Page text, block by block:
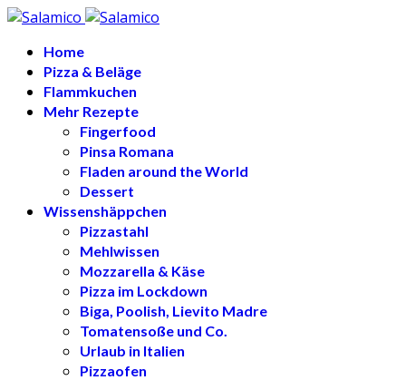
Home
Pizza & Beläge
Flammkuchen
Mehr Rezepte
Fingerfood
Pinsa Romana
Fladen around the World
Dessert
Wissenshäppchen
Pizzastahl
Mehlwissen
Mozzarella & Käse
Pizza im Lockdown
Biga, Poolish, Lievito Madre
Tomatensoße und Co.
Urlaub in Italien
Pizzaofen